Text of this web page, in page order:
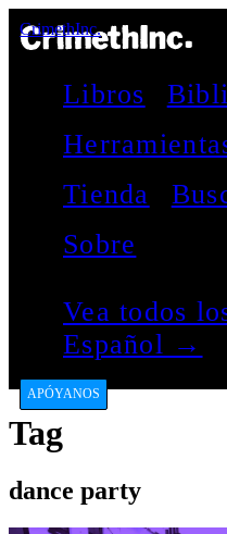
CrimethInc.
Libros
Tienda
Sobre
Vea todos
Español →
APÓYANOS
Tag
dance party